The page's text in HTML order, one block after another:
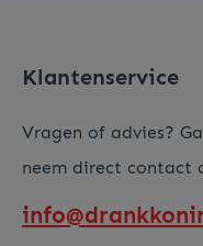
Klantenservice
Vragen of advies?
neem direct contact